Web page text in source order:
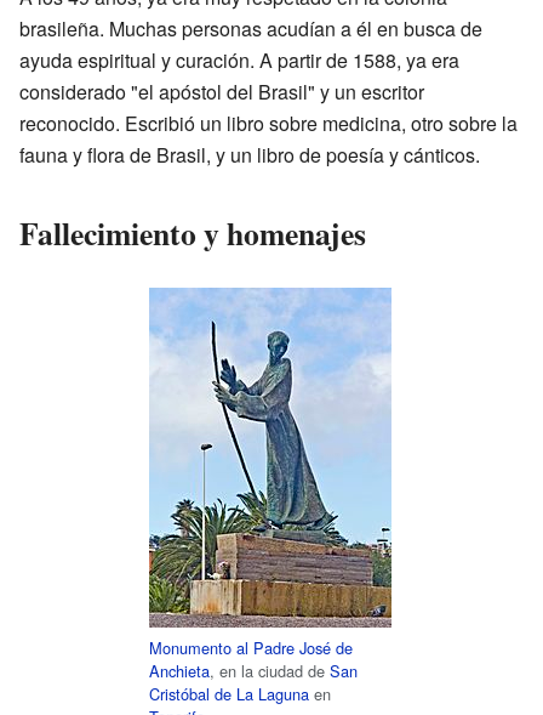
brasileña. Muchas personas acudían a él en busca de
ayuda espiritual y curación. A partir de 1588, ya era
considerado "el apóstol del Brasil" y un escritor
reconocido. Escribió un libro sobre medicina, otro sobre la
fauna y flora de Brasil, y un libro de poesía y cánticos.
Fallecimiento y homenajes
Monumento al Padre José de
Anchieta, en la ciudad de San
Cristóbal de La Laguna en